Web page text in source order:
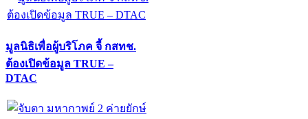
มูลนิธิเพื่อผู้บริโภค จี้ กสทช.
ต้องเปิดข้อมูล TRUE –
DTAC